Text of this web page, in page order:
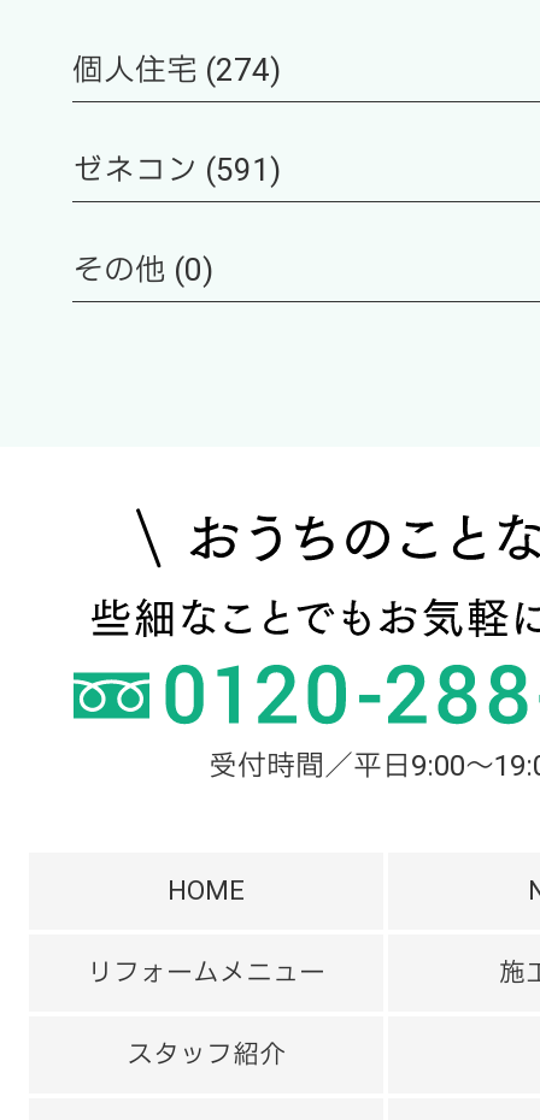
個人住宅 (274)
ゼネコン (591)
その他 (0)
受付時間／平日9:00～
HOME
リフォームメニュー 施
スタッフ紹介